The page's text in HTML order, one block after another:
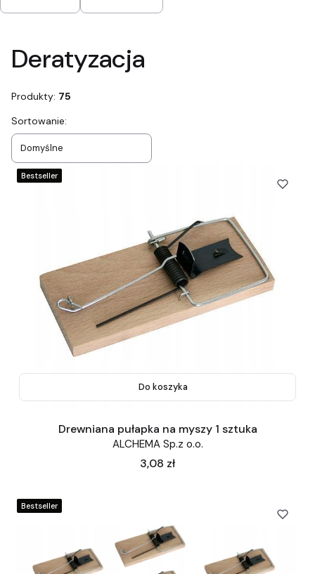
Deratyzacja
Produkty: 75
Lista produktów
Sortowanie:
Domyślne
Bestseller
Do koszyka
Drewniana pułapka na myszy 1 sztuka
ALCHEMA Sp.z o.o.
Cena
3,08 zł
Bestseller